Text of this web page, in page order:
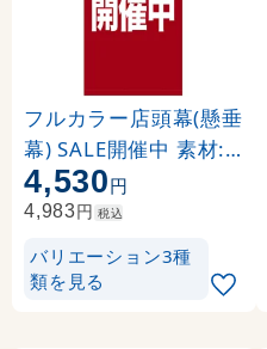
フルカラー店頭幕(懸垂
幕) SALE開催中 素材:
ポンジ (69540)
4,530円
4,983円 税込
バリエーション3種
類を見る